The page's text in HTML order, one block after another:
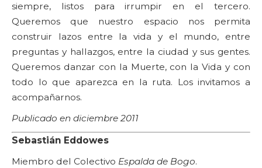
siempre, listos para irrumpir en el tercero.
Queremos que nuestro espacio nos permita
construir lazos entre la vida y el mundo, entre
preguntas y hallazgos, entre la ciudad y sus gentes.
Queremos danzar con la Muerte, con la Vida y con
todo lo que aparezca en la ruta. Los invitamos a
acompañarnos.
Publicado en diciembre 2011
Sebastián Eddowes
Miembro del Colectivo Espalda de Bogo.